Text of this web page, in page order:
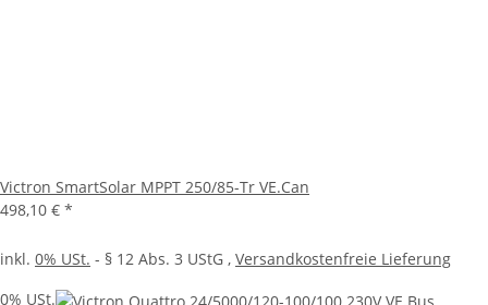
Victron SmartSolar MPPT 250/85-Tr VE.Can
498,10 € *
inkl. 0% USt. - § 12 Abs. 3 UStG , Versandkostenfreie Lieferung
0% USt.